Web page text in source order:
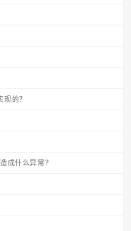
的？
成什么异常？